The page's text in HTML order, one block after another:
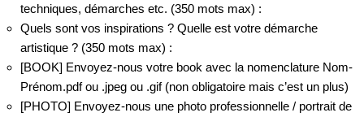
techniques, démarches etc. (350 mots max) :
Quels sont vos inspirations ? Quelle est votre démarche
artistique ? (350 mots max) :
[BOOK] Envoyez-nous votre book avec la nomenclature Nom-
Prénom.pdf ou .jpeg ou .gif (non obligatoire mais c’est un plus)
[PHOTO] Envoyez-nous une photo professionnelle / portrait de